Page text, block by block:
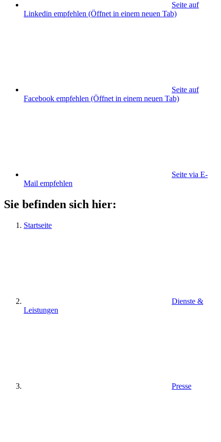
Seite auf
Linkedin empfehlen (Öffnet in einem neuen Tab)
Seite auf
Facebook empfehlen (Öffnet in einem neuen Tab)
Seite via E-
Mail empfehlen
Sie befinden sich hier:
Startseite
Dienste &
Leistungen
Presse